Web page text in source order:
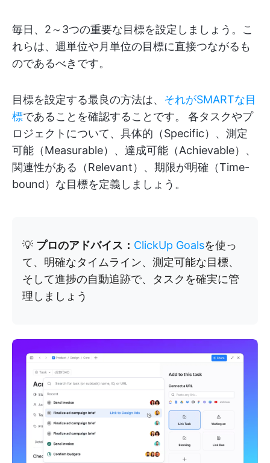
毎日、2～3つの重要な目標を設定しましょう。こ
れらは、週単位や月単位の目標に直接つながるも
のであるべきです。
目標を設定する最良の方法は、 それがSMARTな目
標であることを確認することです。
各タスクやプ
ロジェクトについて、具体的（Specific）、測定
可能（Measurable）、達成可能（Achievable）、
関連性がある（Relevant）、期限が明確（Time-
bound）な目標を定義しましょう。
💡 プロのアドバイス： ClickUp Goalsを使っ
て、明確なタイムライン、測定可能な目標、
そして進捗の自動追跡で、タスクを確実に管
理しましょう